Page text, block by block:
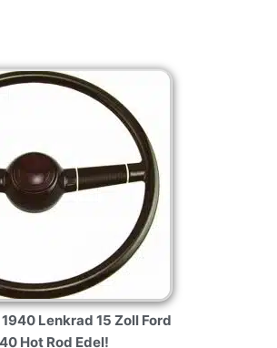
Lenkrad 15 Zoll Ford
Hot Rod Edel!